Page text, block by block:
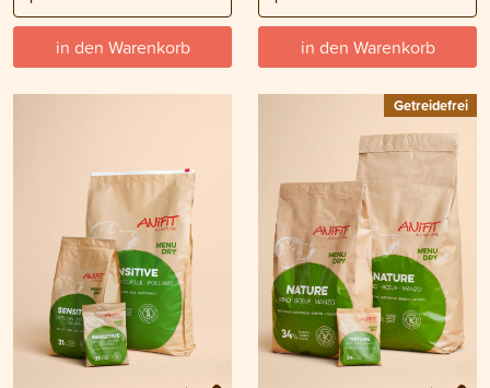
in den Warenkorb in den Warenkorb
Getreidefrei